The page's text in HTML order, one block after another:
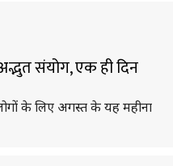
संयोग, एक ही दिन
के लिए अगस्त के यह महीना